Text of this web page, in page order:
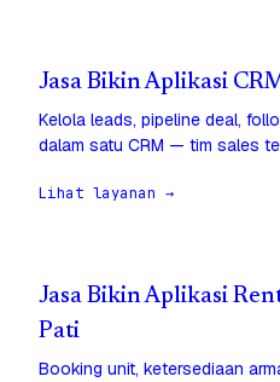
Jasa Bikin Aplikasi
Kelola leads, pipeline deal,
dalam satu CRM — tim sales
Lihat layanan →
Jasa Bikin Aplikasi
Pati
Booking unit, ketersediaan